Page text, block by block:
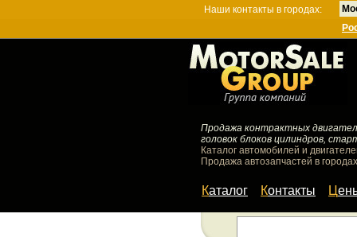
Наши контакты в городах:
Продажа контрактных
головок блоков цилиндров,
Каталог автомобилей и
Продажа автозапчастей в
Каталог Контакты